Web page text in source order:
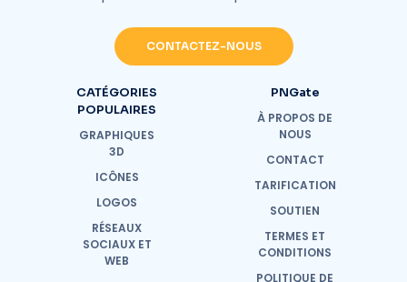
CONTACTEZ-NOUS
CATÉGORIES
POPULAIRES
GRAPHIQUES
3D
ICÔNES
LOGOS
RÉSEAUX
SOCIAUX ET
WEB
PNGate
À PROPOS DE
NOUS
CONTACT
TARIFICATION
SOUTIEN
TERMES ET
CONDITIONS
POLITIQUE DE